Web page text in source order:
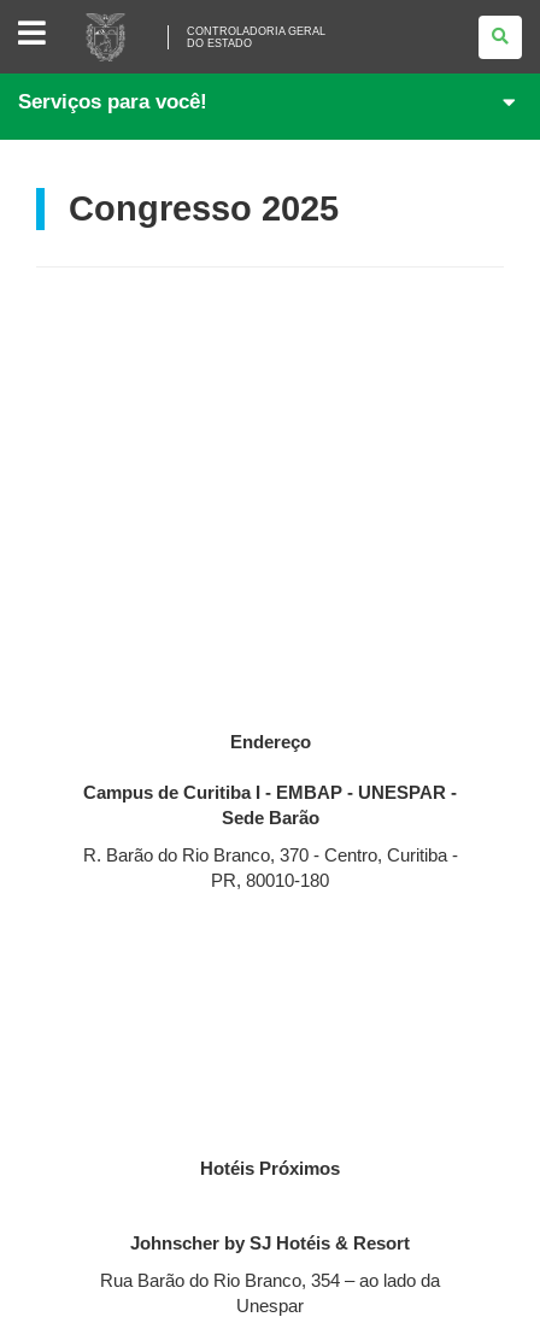
CONTROLADORIA
GERAL
DO
ESTADO
CONTROLADORIA GERAL
DO ESTADO
Serviços para você!
Congresso 2025
Endereço
Campus de Curitiba I - EMBAP - UNESPAR -
Sede Barão
R. Barão do Rio Branco, 370 - Centro, Curitiba -
PR, 80010-180
Hotéis Próximos
Johnscher by SJ Hotéis & Resort
Rua Barão do Rio Branco, 354 – ao lado da
Unespar